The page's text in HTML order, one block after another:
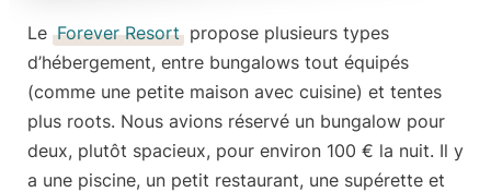
Le Forever Resort propose plusieurs types
d’hébergement, entre bungalows tout équipés
(comme une petite maison avec cuisine) et tentes
plus roots. Nous avions réservé un bungalow pour
deux, plutôt spacieux, pour environ 100 € la nuit. Il y
a une piscine, un petit restaurant, une supérette et